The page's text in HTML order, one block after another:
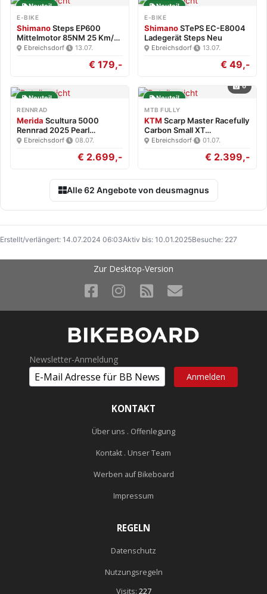
Neuteil
E-BIKE
ShimanoSteps EP600
Mittelmotor 85NM 25 Km/h
NeuEbreichsdorf· 13.07.
€ 179,-
Neuteil
E-BIKE
ShimanoSTePS EC-E8004
Ladegerät Steps Neu
Ebreichsdorf· 13.07.
€ 49,-
Neuteil
RENNRAD
Merida Scultura 5000
Rennrad 2025 Pearl
White/Blk…
Ebreichsdorf· 08.07.
€ 2.699,-
6
Neuteil
MTB FULLY
KTM Scarp Master Racefully
Carbon Small XT…
Ebreichsdorf· 01.07.
€ 2.399,-
Alle 62 Angebote von deusmagnus
Erstellt/verlängert: 14.07.2024 06:03Aktiv bis: 10.01.2025Besuche: 227
Zur Desktop-Version
Newsletter-Anmeldung
KONTAKT
Über uns . Offenlegung
Kontakt . Unser Team
Werben auf Bikeboard
Impressum
REGELN
Datenschutz
Nutzungsregeln
Visits: 227